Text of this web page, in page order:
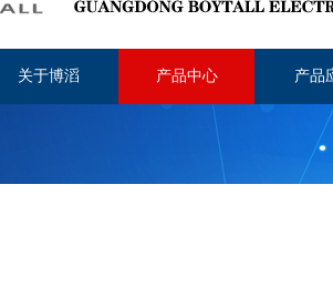
关于博滔 产品中心 产品